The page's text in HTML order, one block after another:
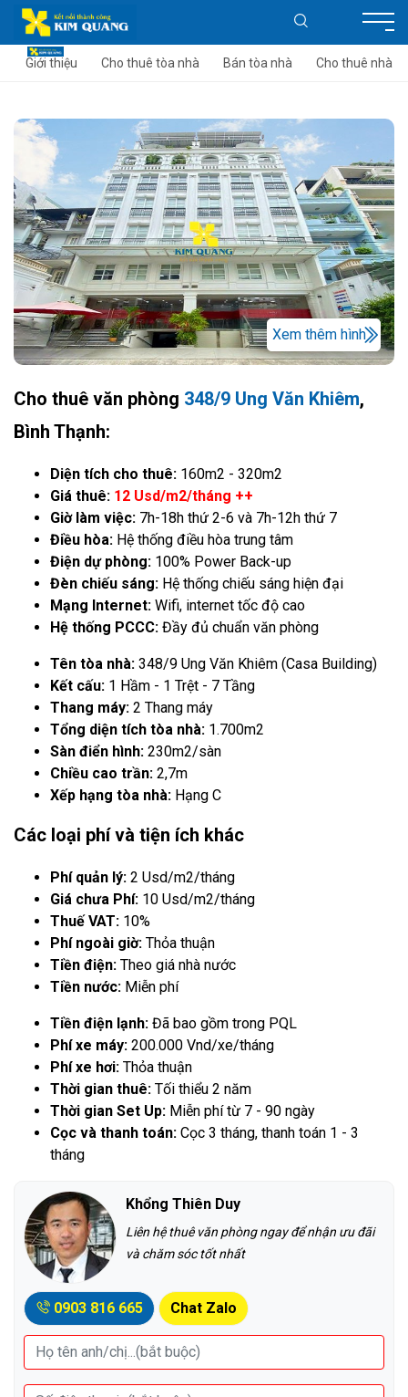
Giới thiệu Cho thuê tòa nhà Bán tòa nhà Cho thuê nhà
Xem thêm hình
Cho thuê văn phòng 348/9 Ung Văn Khiêm,
Bình Thạnh:
Diện tích cho thuê: 160m2 - 320m2
Giá thuê: 12 Usd/m2/tháng ++
Giờ làm việc: 7h-18h thứ 2-6 và 7h-12h thứ 7
Điều hòa: Hệ thống điều hòa trung tâm
Điện dự phòng: 100% Power Back-up
Đèn chiếu sáng: Hệ thống chiếu sáng hiện đại
Mạng Internet: Wifi, internet tốc độ cao
Hệ thống PCCC: Đầy đủ chuẩn văn phòng
Tên tòa nhà: 348/9 Ung Văn Khiêm (Casa Building)
Kết cấu: 1 Hầm - 1 Trệt - 7 Tầng
Thang máy: 2 Thang máy
Tổng diện tích tòa nhà: 1.700m2
Sàn điển hình: 230m2/sàn
Chiều cao trần: 2,7m
Xếp hạng tòa nhà: Hạng C
Các loại phí và tiện ích khác
Phí quản lý: 2 Usd/m2/tháng
Giá chưa Phí: 10 Usd/m2/tháng
Thuế VAT: 10%
Phí ngoài giờ: Thỏa thuận
Tiền điện: Theo giá nhà nước
Tiền nước: Miễn phí
Tiền điện lạnh: Đã bao gồm trong PQL
Phí xe máy: 200.000 Vnd/xe/tháng
Phí xe hơi: Thỏa thuận
Thời gian thuê: Tối thiểu 2 năm
Thời gian Set Up: Miễn phí từ 7 - 90 ngày
Cọc và thanh toán: Cọc 3 tháng, thanh toán 1 - 3
tháng
Khổng Thiên Duy
Liên hệ thuê văn phòng ngay để nhận ưu đãi
và chăm sóc tốt nhất
0903 816 665 Chat Zalo